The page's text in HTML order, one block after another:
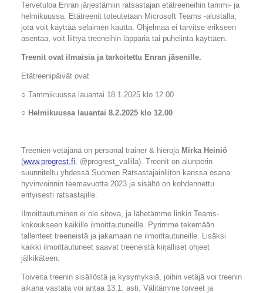
Tervetuloa Enran järjestämiin ratsastajan etätreeneihin tammi- ja
helmikuussa. Etätreenit toteutetaan Microsoft Teams -alustalla,
jota voit käyttää selaimen kautta. Ohjelmaa ei tarvitse erikseen
asentaa, voit liittyä treeneihin läppäriä tai puhelinta käyttäen.
Treenit ovat ilmaisia ja tarkoitettu Enran jäsenille.
Etätreenipäivät ovat
○ Tammikuussa lauantai 18.1.2025 klo 12.00
○ Helmikuussa lauantai 8.2.2025 klo 12.00
Treenien vetäjänä on personal trainer & hieroja Mirka Heiniö
(www.progrest.fi, @progrest_vallila). Treenit on alunperin
suunniteltu yhdessä Suomen Ratsastajainliiton kanssa osana
hyvinvoinnin teemavuotta 2023 ja sisältö on kohdennettu
erityisesti ratsastajille.
Ilmoittautuminen ei ole sitova, ja lähetämme linkin Teams-
kokoukseen kaikille ilmoittautuneille.
Pyrimme tekemään
tallenteet treeneistä ja jakamaan ne ilmoittautuneille. Lisäksi
kaikki ilmoittautuneet saavat treeneistä kirjalliset ohjeet
jälkikäteen.
Toiveita treenin sisällöstä ja kysymyksiä, joihin vetäjä voi treenin
aikana vastata voi antaa 13.1. asti. Välitämme toiveet ja